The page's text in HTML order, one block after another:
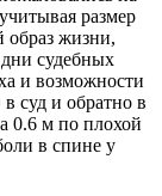
размер
образ жизни,
дни судебных
и возможности
суд и обратно в
0.6 м по плохой
в спине у